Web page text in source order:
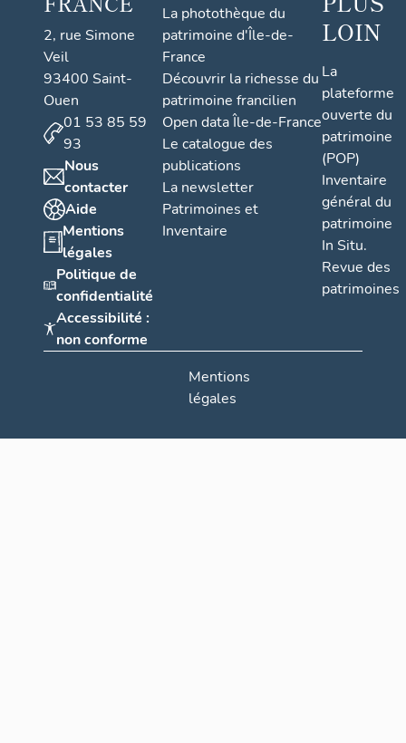
2, rue Simone
Veil
93400 Saint-
Ouen
01 53 85 59
93
Nous
contacter
Aide
Mentions
légales
Politique de
confidentialité
Accessibilité :
non conforme
La photothèque du
patrimoine d'Île-de-
France
Découvrir la richesse du
patrimoine francilien
Open data Île-de-France
Le catalogue des
publications
La newsletter
Patrimoines et
Inventaire
LOIN
La
plateforme
ouverte du
patrimoine
(POP)
Inventaire
général du
patrimoine
In Situ.
Revue des
patrimoines
Mentions
légales